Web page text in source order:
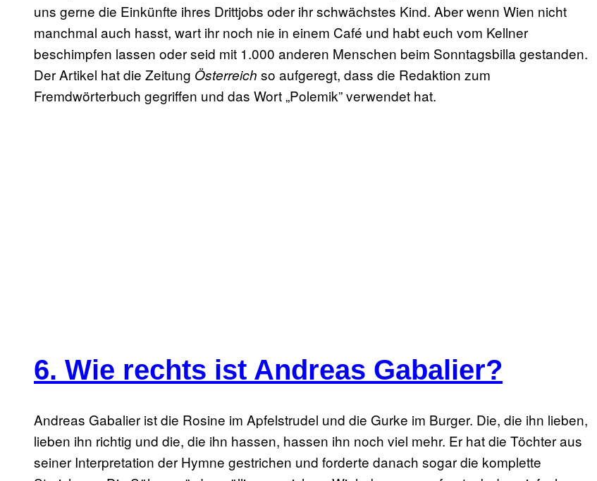
uns gerne die Einkünfte ihres Drittjobs oder ihr schwächstes Kind. Aber wenn Wien nicht
manchmal auch hasst, wart ihr noch nie in einem Café und habt euch vom Kellner
beschimpfen lassen oder seid mit 1.000 anderen Menschen beim Sonntagsbilla gestanden.
Der Artikel hat die Zeitung Österreich so aufgeregt, dass die Redaktion zum
Fremdwörterbuch gegriffen und das Wort „Polemik” verwendet hat.
6. Wie rechts ist Andreas Gabalier?
Andreas Gabalier ist die Rosine im Apfelstrudel und die Gurke im Burger. Die, die ihn lieben,
lieben ihn richtig und die, die ihn hassen, hassen ihn noch viel mehr. Er hat die Töchter aus
seiner Interpretation der Hymne gestrichen und forderte danach sogar die komplette